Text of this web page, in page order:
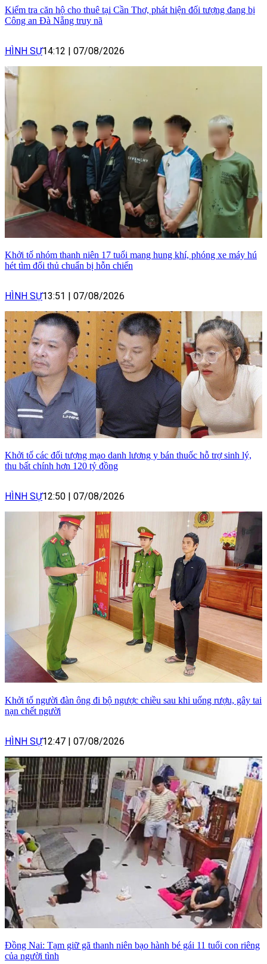
Kiểm tra căn hộ cho thuê tại Cần Thơ, phát hiện đối tượng đang bị
Công an Đà Nẵng truy nã
HÌNH SỰ14:12 07/08/2026
Khởi tố nhóm thanh niên 17 tuổi mang hung khí, phóng xe máy hú
hét tìm đối thủ chuẩn bị hỗn chiến
HÌNH SỰ13:51 07/08/2026
Khởi tố các đối tượng mạo danh lương y bán thuốc hỗ trợ sinh lý,
thu bất chính hơn 120 tỷ đồng
HÌNH SỰ12:50 07/08/2026
Khởi tố người đàn ông đi bộ ngược chiều sau khi uống rượu, gây tai
nạn chết người
HÌNH SỰ12:47 07/08/2026
Đồng Nai: Tạm giữ gã thanh niên bạo hành bé gái 11 tuổi con riêng
của người tình